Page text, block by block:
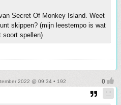
Secret Of Monkey Island. Weet
skippen? (mijn leestempo is wat
soort spellen)
2022 @ 09:34 • 192